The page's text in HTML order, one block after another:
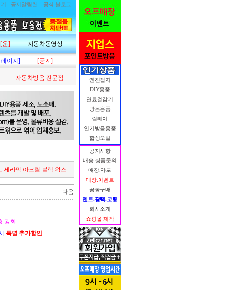
공지알림란 공식 블로그
[운] 자동차동영상
이지] [공지]
자동차방음 전문점
세라믹 아크릴 블랙 왁스
다음
강화
특별 추가할인..
엔진접지
DIY용품
연료절감기
방음용품
릴레이
인기방음용품
합성오일
공지사항
배송.상품문의
매장.약도
매장.이벤트
공동구매
덴트.광택.코팅
회사소개
쇼핑몰 제작